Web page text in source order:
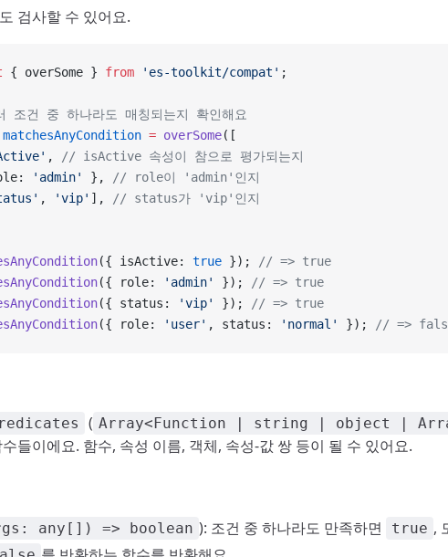
검사할 수 있어요.
{ overSome } from 'es-toolkit/compat' ;
조건 중 하나라도 매칭되는지 확인해요
matchesAnyCondition = overSome([
,
// isActive 속성이 참으로 평가되는지
'admin' },
// role이 'admin'인지
, 'vip' ],
// status가 'vip'인지
({ isActive: true });
// => true
({ role: 'admin' });
// => true
({ status: 'vip' });
// => true
({ role: 'user' , status: 'normal' }); // =>
( Array<Function | string | object |
들이에요. 함수, 속성 이름, 객체, 속성-값 쌍 등이 될 수 있어요.
any[]) => boolean ): 조건 중 하나라도 만족하면 true ,